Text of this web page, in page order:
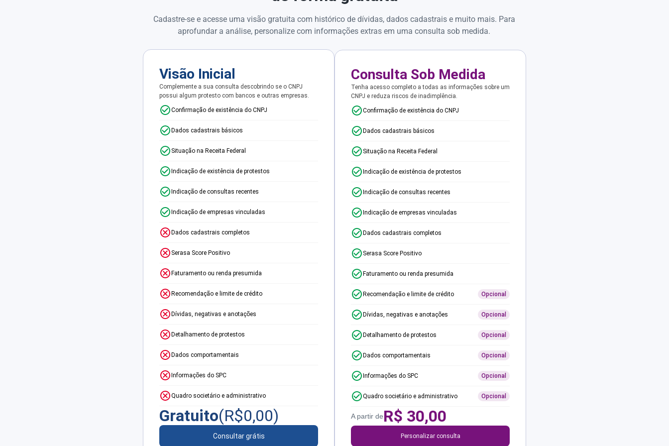
Cadastre-se e acesse uma visão gratuita com histórico de dívidas, dados cadastrais e muito mais. Para
aprofundar a análise, personalize com informações extras em uma consulta sob medida.
Visão Inicial
Complemente a sua consulta descobrindo se o CNPJ
possui algum protesto com bancos e outras empresas.
Confirmação de existência do CNPJ
Dados cadastrais básicos
Situação na Receita Federal
Indicação de existência de protestos
Indicação de consultas recentes
Indicação de empresas vinculadas
Dados cadastrais completos
Serasa Score Positivo
Faturamento ou renda presumida
Recomendação e limite de crédito
Dívidas, negativas e anotações
Detalhamento de protestos
Dados comportamentais
Informações do SPC
Quadro societário e administrativo
Gratuito(R$0,00)
Consultar grátis
Consulta Sob Medida
Tenha acesso completo a todas as informações sobre um
CNPJ e reduza riscos de inadimplência.
Confirmação de existência do CNPJ
Dados cadastrais básicos
Situação na Receita Federal
Indicação de existência de protestos
Indicação de consultas recentes
Indicação de empresas vinculadas
Dados cadastrais completos
Serasa Score Positivo
Faturamento ou renda presumida
Recomendação e limite de crédito Opcional
Dívidas, negativas e anotações Opcional
Detalhamento de protestos Opcional
Dados comportamentais Opcional
Informações do SPC Opcional
Quadro societário e administrativo Opcional
A partir deR$ 30,00
Personalizar consulta